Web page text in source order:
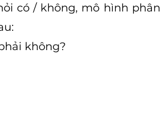
có / không, mô hình phân
không?